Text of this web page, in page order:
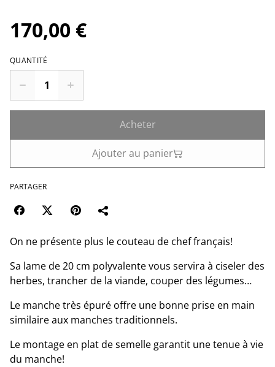
170,00 €
QUANTITÉ
Acheter
Ajouter au panier
PARTAGER
On ne présente plus le couteau de chef français!
Sa lame de 20 cm polyvalente vous servira à ciseler des
herbes, trancher de la viande, couper des légumes…
Le manche très épuré offre une bonne prise en main
similaire aux manches traditionnels.
Le montage en plat de semelle garantit une tenue à vie
du manche!